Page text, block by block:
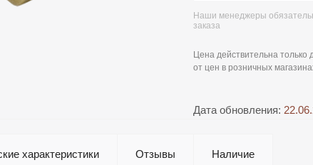
Наши менеджеры
заказа
Цена действительна только
от цен в розничных
Дата обновления:
характеристики Отзывы Наличие